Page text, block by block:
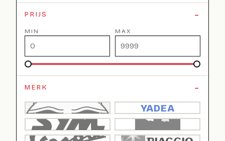
PRIJS
MIN MAX
MERK
YADEA